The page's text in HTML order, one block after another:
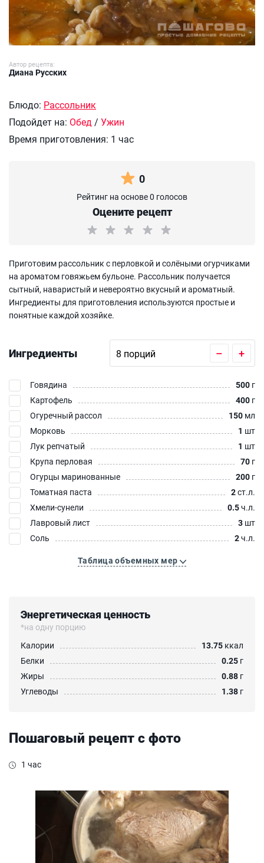
Автор рецепта:
Диана Русских
Блюдо: Рассольник
Подойдет на: Обед/ Ужин
Время приготовления: 1 час
0
Рейтинг на основе 0 голосов
Оцените рецепт
Приготовим рассольник с перловкой и солёными огурчиками
на ароматом говяжьем бульоне. Рассольник получается
сытный, наваристый и невероятно вкусный и ароматный.
Ингредиенты для приготовления используются простые и
понятные каждой хозяйке.
Ингредиенты – +
Говядина 500 г
Картофель
400 г
Огуречный рассол
150 мл
Морковь
1 шт
Лук репчатый
1 шт
Крупа перловая
70 г
Огурцы маринованные
200 г
Томатная паста
2ст.л.
Хмели-сунели
0.5ч.л.
Лавровый лист
3 шт
Соль
2ч.л.
Таблица объемных мер
Энергетическая ценность
*на одну порцию
Калории
13.75 ккал
Белки
0.25 г
Жиры
0.88 г
Углеводы
1.38 г
Пошаговый рецепт с фото
1 час